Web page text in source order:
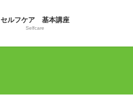
セルフケア 基本講座
Selfcare